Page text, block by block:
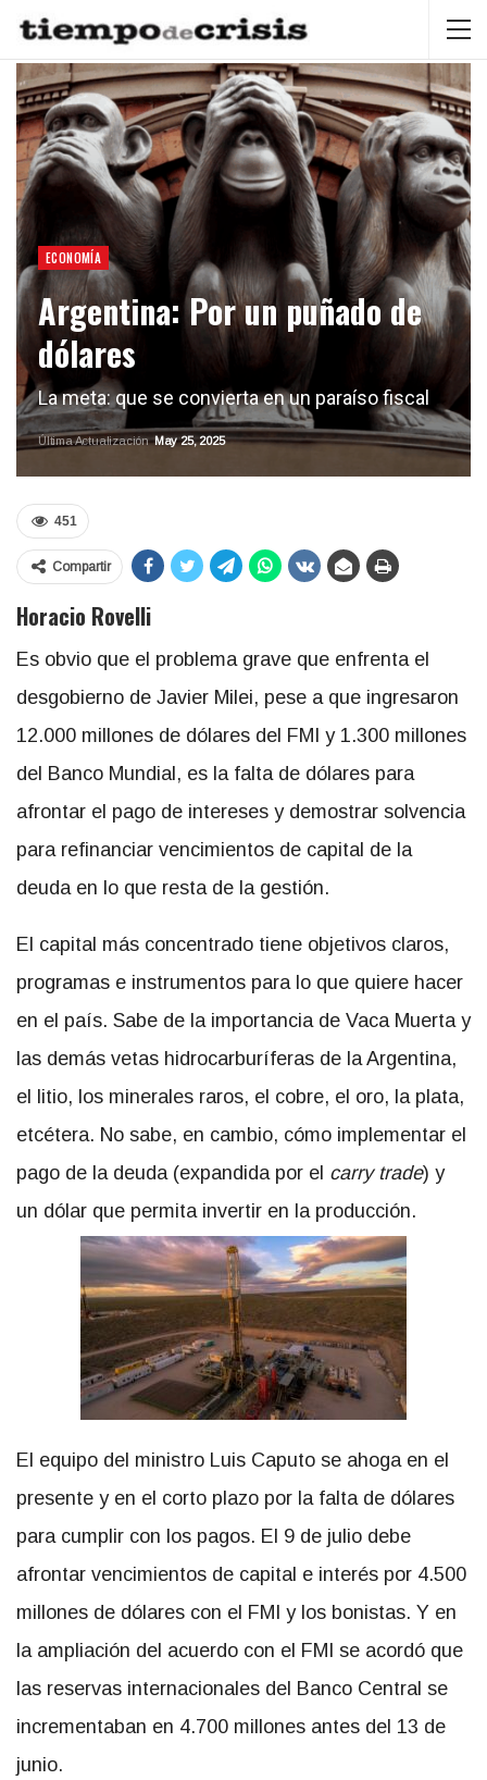
ECONOMÍA
Argentina: Por un puñado de
dólares
La meta: que se convierta en un paraíso fiscal
Última ActualizaciónMay 25, 2025
451
Compartir
Horacio Rovelli
Es obvio que el problema grave que enfrenta el
desgobierno de Javier Milei, pese a que ingresaron
12.000 millones de dólares del FMI y 1.300 millones
del Banco Mundial, es la falta de dólares para
afrontar el pago de intereses y demostrar solvencia
para refinanciar vencimientos de capital de la
deuda en lo que resta de la gestión.
El capital más concentrado tiene objetivos claros,
programas e instrumentos para lo que quiere hacer
en el país. Sabe de la importancia de Vaca Muerta y
las demás vetas hidrocarburíferas de la Argentina,
el litio, los minerales raros, el cobre, el oro, la plata,
etcétera. No sabe, en cambio, cómo implementar el
pago de la deuda (expandida por el carry trade) y
un dólar que permita invertir en la producción.
El equipo del ministro Luis Caputo se ahoga en el
presente y en el corto plazo por la falta de dólares
para cumplir con los pagos. El 9 de julio debe
afrontar vencimientos de capital e interés por 4.500
millones de dólares con el FMI y los bonistas. Y en
la ampliación del acuerdo con el FMI se acordó que
las reservas internacionales del Banco Central se
incrementaban en 4.700 millones antes del 13 de
junio.